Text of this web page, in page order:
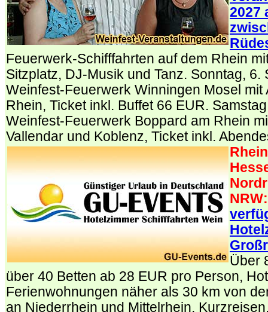
2027
Feuerwerk-Schifffahrten auf dem Rhein
Sitzplatz, DJ-Musik und Tanz. Sonntag, 6.
Weinfest-Feuerwerk Winningen Mosel mit
Rhein, Ticket inkl. Buffet 66 EUR.
Weinfest-Feuerwerk Boppard am Rhein
Vallendar und Koblenz, Ticket inkl.
NRW:
Über
über 40 Betten ab 28 EUR pro Person,
Ferienwohnungen näher als 30 km von
an Niederrhein und Mittelrhein,